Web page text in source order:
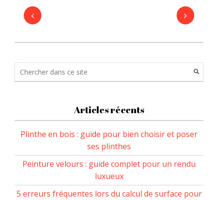
Articles récents
Plinthe en bois : guide pour bien choisir et poser
ses plinthes
Peinture velours : guide complet pour un rendu
luxueux
5 erreurs fréquentes lors du calcul de surface pour